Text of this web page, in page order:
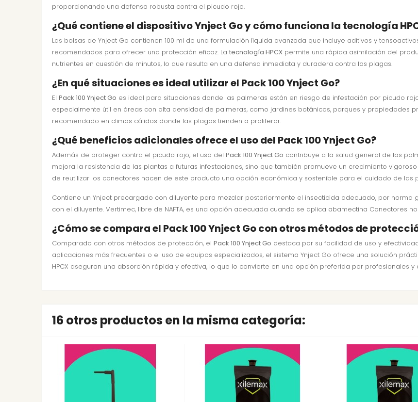
proporcionando una defensa robusta contra el picudo rojo.
¿Qué contiene el dispositivo Ynject Go y cómo funciona la tecnología
Las bolsas de Ynject Go contienen 100 ml de una formulación líquida avanzada que incluye aditivos y
recomendados para ofrecer una protección eficaz. La tecnología HPCX permite una rápida asimilación del
nutrientes en cuestión de minutos, lo que resulta en una defensa inmediata y duradera contra las plagas.
¿En qué situaciones es ideal utilizar el Pack 100 Ynject Go?
El Pack 100 Ynject Go es ideal para situaciones donde las palmeras están en riesgo de infestación por picudo
especialmente útil en áreas con alta densidad de palmeras, como jardines botánicos, parques y propiedades
recomendado en climas cálidos donde las plagas tienden a proliferar.
¿Qué beneficios adicionales ofrece el uso del Pack 100 Ynject Go?
Además de proteger contra el picudo rojo, el uso del Pack 100 Ynject Go contribuye a la salud general de las
mejora la resistencia de las plantas a futuras infestaciones, sino que también promueve un crecimiento
de reutilizar los conectores hacen de este producto una opción económica y sostenible para el cuidado de las
Contiene un Ynject precargado con diluyente para mezclar posteriormente el insecticida adecuado, por
con el diluyente. Vertimec, libre de NAFTA, es una opción adecuada cuando se aplica abamectina Conectores
¿Cómo se compara el Pack 100 Ynject Go con otros métodos de
Comparado con otros métodos de protección, el Pack 100 Ynject Go destaca por su facilidad de uso y
aplicaciones más frecuentes o el uso de equipos especializados, el sistema Ynject Go ofrece una solución
HPCX aseguran una absorción rápida y efectiva, lo que lo convierte en una opción preferida por profesionales
16 otros productos en la misma categoría: